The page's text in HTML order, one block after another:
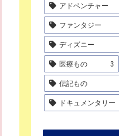
アドベンチャー
ファンタジー
ディズニー
医療もの 3
伝記もの
ドキュメンタリー